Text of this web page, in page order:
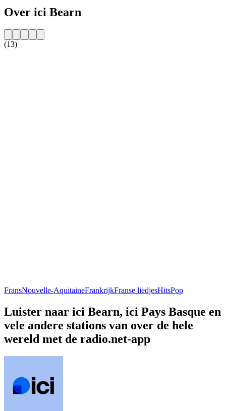
Over ici Bearn
(13)
FransNouvelle-AquitaineFrankrijkFranse liedjesHitsPop
Luister naar ici Bearn, ici Pays Basque en
vele andere stations van over de hele
wereld met de radio.net-app